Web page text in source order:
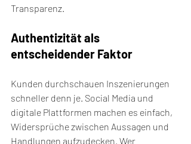
Transparenz.
Authentizität als
entscheidender Faktor
Kunden durchschauen Inszenierungen
schneller denn je. Social Media und
digitale Plattformen machen es einfach,
Widersprüche zwischen Aussagen und
Handlungen aufzudecken. Wer